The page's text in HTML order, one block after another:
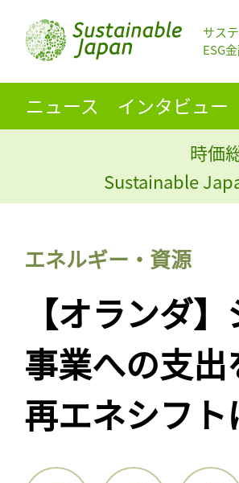
サス
ESG
ニュース インタビュー
時価
Sustainable
エネルギー・資源
【オランダ
事業への支
再エネシフト